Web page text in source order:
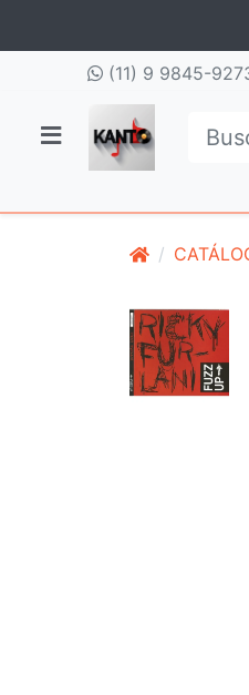
(11) 9 9845-